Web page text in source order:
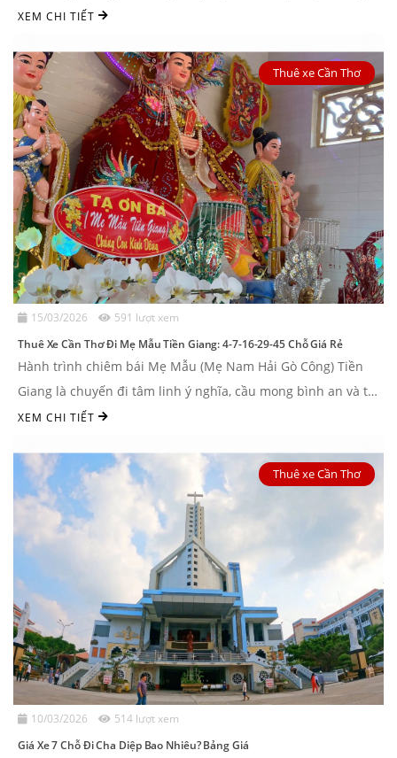
đầu của nhiều du ...
XEM CHI TIẾT
Thuê xe Cần Thơ
15/03/2026 591 lượt xem
Thuê Xe Cần Thơ Đi Mẹ Mẫu Tiền Giang: 4-7-16-29-45 Chỗ Giá Rẻ
Hành trình chiêm bái Mẹ Mẫu (Mẹ Nam Hải Gò Công) Tiền
Giang là chuyến đi tâm linh ý nghĩa, cầu mong bình an và tài
lộc của ...
XEM CHI TIẾT
Thuê xe Cần Thơ
10/03/2026 514 lượt xem
Giá Xe 7 Chỗ Đi Cha Diệp Bao Nhiêu? Bảng Giá